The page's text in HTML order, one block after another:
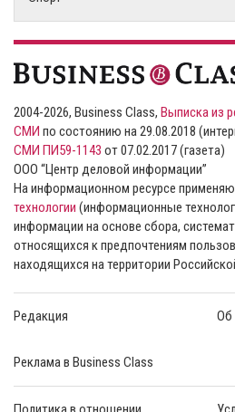
2004-2026, Business Class, Выписка из
СМИ по состоянию на 29.08.2018
СМИ ПИ59-1143 от 07.02.2017 (газета)
ООО “Центр деловой информации”
На информационном ресурсе
технологии (информационные
информации на основе сбора,
относящихся к предпочтениям
находящихся на территории
Редакция Об
Реклама в Business Class